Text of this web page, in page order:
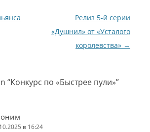
Релиз 5-й серии
«Душнил» от «Усталого
королевства» →
“Конкурс по «Быстрее пули»”
в 16:24